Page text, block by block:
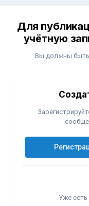
Для
учётную
Вы должны быть
Уже есть